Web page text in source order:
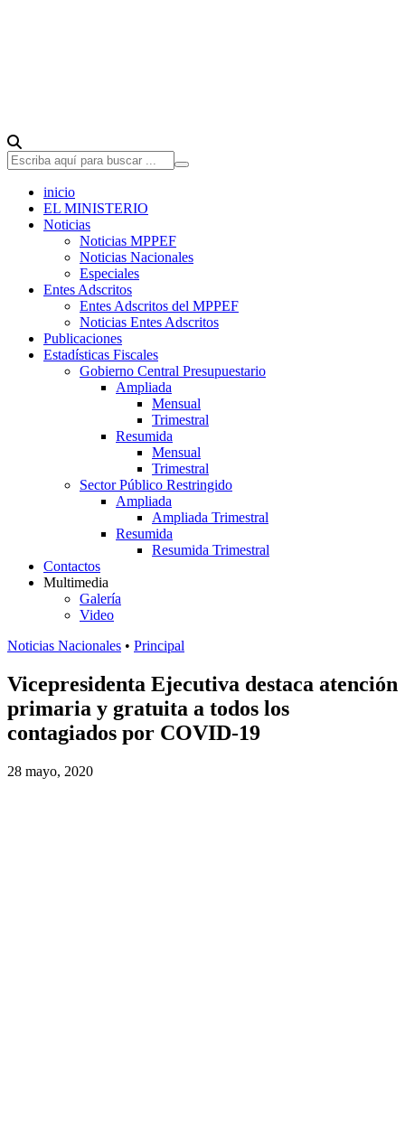
inicio
EL MINISTERIO
Noticias
Noticias MPPEF
Noticias Nacionales
Especiales
Entes Adscritos
Entes Adscritos del MPPEF
Noticias Entes Adscritos
Publicaciones
Estadísticas Fiscales
Gobierno Central Presupuestario
Ampliada
Mensual
Trimestral
Resumida
Mensual
Trimestral
Sector Público Restringido
Ampliada
Ampliada Trimestral
Resumida
Resumida Trimestral
Contactos
Multimedia
Galería
Video
Noticias Nacionales • Principal
Vicepresidenta Ejecutiva destaca atención
primaria y gratuita a todos los
contagiados por COVID-19
28 mayo, 2020